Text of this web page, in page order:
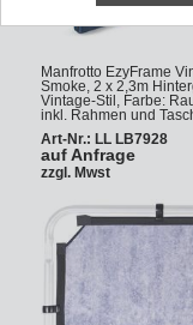
Manfrotto EzyFrame
Smoke, 2 x 2,3m
Vintage-Stil, Farbe:
inkl. Rahmen und
Art-Nr.: LL LB7928
auf Anfrage
zzgl. Mwst